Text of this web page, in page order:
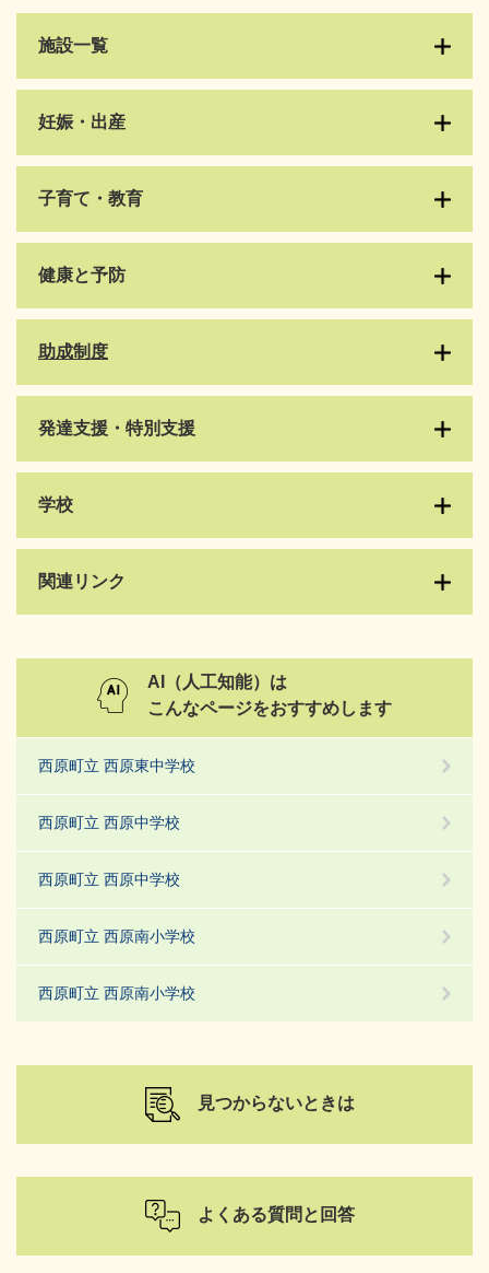
施設一覧
妊娠・出産
子育て・教育
健康と予防
​助成制度
発達支援・特別支援
学校
関連リンク
AI（人工知能）は
こんなページをおすすめします
西原町立 西原東中学校
西原町立 西原中学校
西原町立 西原中学校
西原町立 西原南小学校
西原町立 西原南小学校
見つからないときは
よくある質問と回答